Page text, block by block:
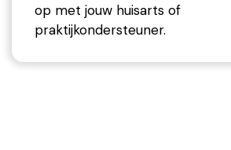
op met jouw huisarts of
praktijkondersteuner.